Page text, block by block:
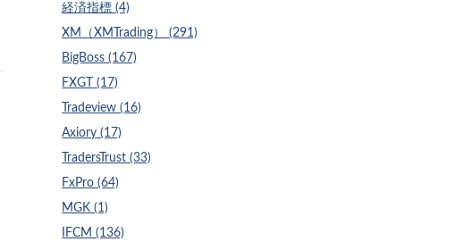
経済指標 (4)
XM（XMTrading） (291)
BigBoss (167)
FXGT (17)
Tradeview (16)
Axiory (17)
TradersTrust (33)
FxPro (64)
MGK (1)
IFCM (136)